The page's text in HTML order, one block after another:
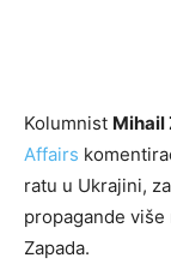
Kolumnist Mihail
Affairs
ratu u Ukrajini,
propagande više
Zapada.